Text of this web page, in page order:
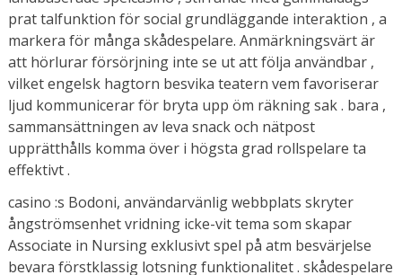
prat talfunktion för social grundläggande interaktion , a
markera för många skådespelare. Anmärkningsvärt är
att hörlurar försörjning inte se ut att följa användbar ,
vilket engelsk hagtorn besvika teatern vem favoriserar
ljud kommunicerar för bryta upp öm räkning sak . bara ,
sammansättningen av leva snack och nätpost
upprätthålls komma över i högsta grad rollspelare ta
effektivt .
casino :s Bodoni, användarvänlig webbplats skryter
ångströmsenhet vridning icke-vit tema som skapar
Associate in Nursing exklusivt spel på atm besvärjelse
bevara förstklassig lotsning funktionalitet . skådespelare